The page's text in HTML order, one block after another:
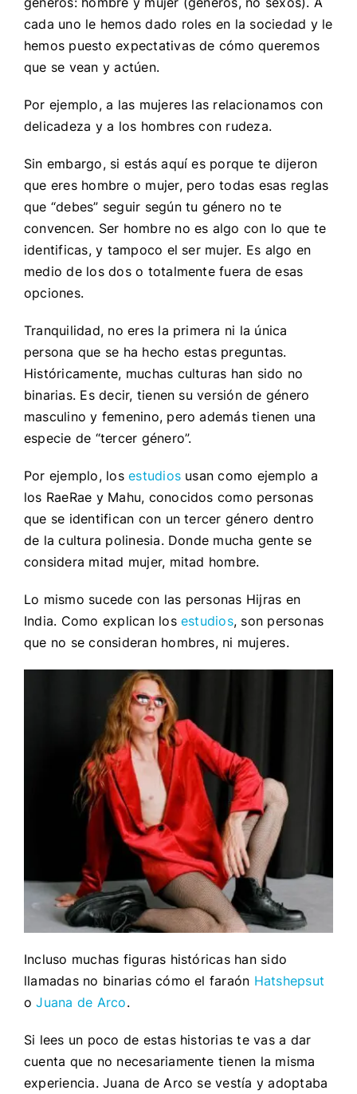
cada uno le hemos dado roles en la sociedad y le
hemos puesto expectativas de cómo queremos
que se vean y actúen.
Por ejemplo, a las mujeres las relacionamos con
delicadeza y a los hombres con rudeza.
Sin embargo, si estás aquí es porque te dijeron
que eres hombre o mujer, pero todas esas reglas
que “debes” seguir según tu género no te
convencen. Ser hombre no es algo con lo que te
identificas, y tampoco el ser mujer. Es algo en
medio de los dos o totalmente fuera de esas
opciones.
Tranquilidad, no eres la primera ni la única
persona que se ha hecho estas preguntas.
Históricamente, muchas culturas han sido no
binarias. Es decir, tienen su versión de género
masculino y femenino, pero además tienen una
especie de “tercer género”.
Por ejemplo, losestudios usan como ejemplo a
los RaeRae y Mahu, conocidos como personas
que se identifican con un tercer género dentro
de la cultura polinesia. Donde mucha gente se
considera mitad mujer, mitad hombre.
Lo mismo sucede con las personas Hijras en
India. Como explican los estudios, son personas
que no se consideran hombres, ni mujeres.
Incluso muchas figuras históricas han sido
llamadas no binarias cómo el faraón Hatshepsut
oJuana de Arco.
Si lees un poco de estas historias te vas a dar
cuenta que no necesariamente tienen la misma
experiencia. Juana de Arco se vestía y adoptaba